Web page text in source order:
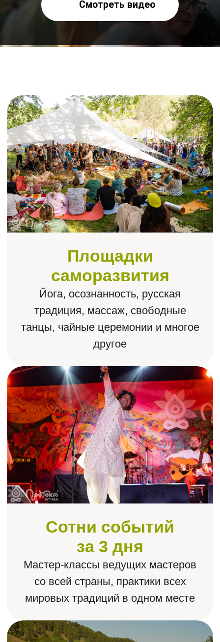
Йога, осознанность, русская
традиция, массаж, свободные
танцы, чайные церемонии и многое
другое
Сотни событий
за 3 дня
Мастер-классы ведущих мастеров
со всей страны, практики всех
мировых традиций в одном месте
Много позитивных
людей
К нам приезжают гости со всей
России и откликаются нашей идее